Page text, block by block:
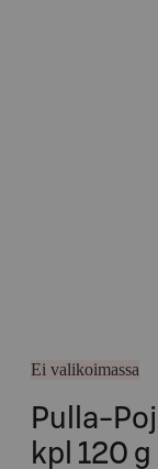
Ei valikoimassa
Pulla-
kpl 120 g